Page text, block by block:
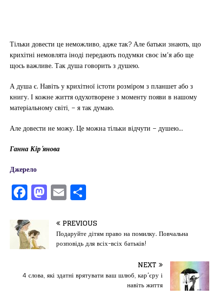
Тільки довести це неможливо, адже так? Але батьки знають, що
крихітні немовлята іноді передають подумки своє ім’я або ще
щось важливе. Так душа говорить з душею.
А душа є. Навіть у крихітної істоти розміром з планшет або з
книгу. І кожне життя одухотворене з моменту появи в нашому
матеріальному світі, – я так думаю.
Але довести не можу. Це можна тільки відчути – душею…
Ганна Кір’янова
Джерело
F
a
c
e
b
o
o
M
a
st
o
d
o
n
E
m
ai
l
іл
и
т
ис
я
PREVIOUS
Подаруйте дітям право на помилку. Повчальна
розповідь для всіх-всіх батьків!
NEXT
4 слова, які здатні врятувати ваш шлюб, кар’єру і
навіть життя